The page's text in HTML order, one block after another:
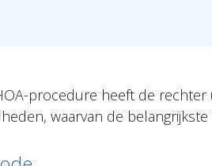
procedure heeft de
waarvan de